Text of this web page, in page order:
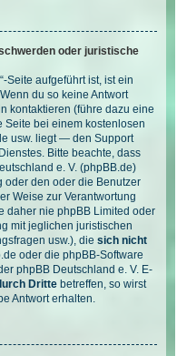
oder juristische
Seite aufgeführt ist, ist ein
du so keine Antwort
kontaktieren (führe dazu eine
bei einem kostenlosen
usw. liegt — den Support
Bitte beachte, dass
e. V. (phpBB.de)
oder den oder die Benutzer
Weise zur Verantwortung
daher nie phpBB Limited oder
mit jeglichen juristischen
usw.), die sich nicht
oder die phpBB-Software
phpBB Deutschland e. V. E-
Dritte betreffen, so wirst
Antwort erhalten.